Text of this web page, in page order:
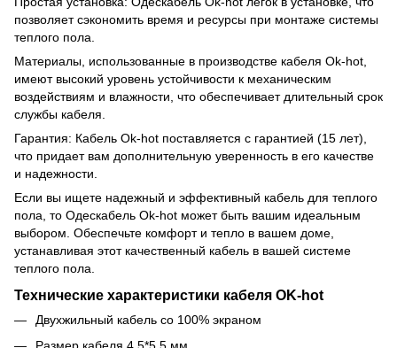
позволяет сэкономить время и ресурсы при монтаже системы
теплого пола.
Материалы, использованные в производстве кабеля Ok-hot,
имеют высокий уровень устойчивости к механическим
воздействиям и влажности, что обеспечивает длительный срок
службы кабеля.
Гарантия: Кабель Ok-hot поставляется с гарантией (15 лет),
что придает вам дополнительную уверенность в его качестве
и надежности.
Если вы ищете надежный и эффективный кабель для теплого
пола, то Одескабель Ok-hot может быть вашим идеальным
выбором. Обеспечьте комфорт и тепло в вашем доме,
устанавливая этот качественный кабель в вашей системе
теплого пола.
Технические характеристики кабеля OK-hot
Двухжильный кабель со 100% экраном
Размер кабеля 4,5*5,5 мм